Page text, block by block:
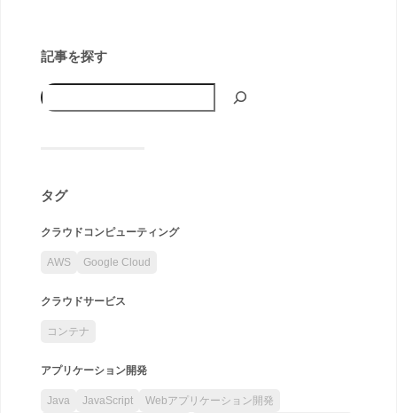
記事を探す
タグ
クラウドコンピューティング
AWS Google Cloud
クラウドサービス
コンテナ
アプリケーション開発
Java JavaScript
Webアプリケーション開発